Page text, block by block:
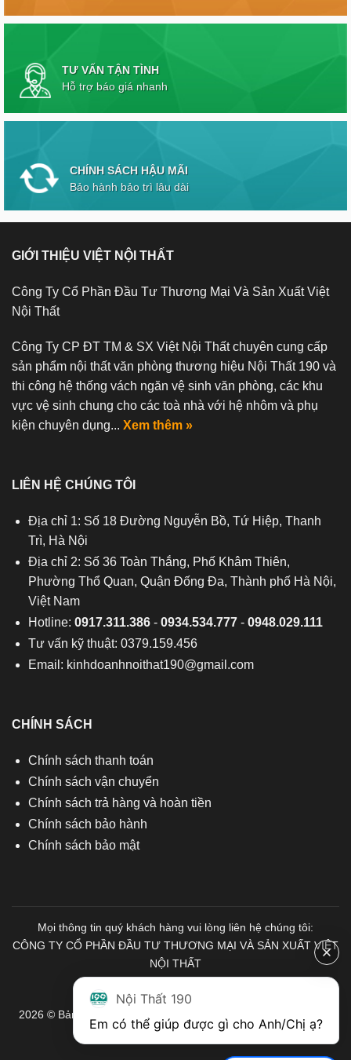
TƯ VẤN TẬN TÌNH
Hỗ trợ báo giá nhanh
CHÍNH SÁCH HẬU MÃI
Bảo hành bảo trì lâu dài
GIỚI THIỆU VIỆT NỘI THẤT
Công Ty Cổ Phần Đầu Tư Thương Mại Và Sản Xuất Việt
Nội Thất
Công Ty CP ĐT TM & SX Việt Nội Thất chuyên cung cấp
sản phẩm nội thất văn phòng thương hiệu Nội Thất 190 và
thi công hệ thống vách ngăn vệ sinh văn phòng, các khu
vực vệ sinh chung cho các toà nhà với hệ nhôm và phụ
kiện chuyên dụng... Xem thêm »
LIÊN HỆ CHÚNG TÔI
Địa chỉ 1: Số 18 Đường Nguyễn Bồ, Tứ Hiệp, Thanh
Trì, Hà Nội
Địa chỉ 2: Số 36 Toàn Thắng, Phố Khâm Thiên,
Phường Thổ Quan, Quận Đống Đa, Thành phố Hà Nội,
Việt Nam
Hotline: 0917.311.386- 0934.534.777- 0948.029.111
Tư vấn kỹ thuật: 0379.159.456
Email: kinhdoanhnoithat190@gmail.com
CHÍNH SÁCH
Chính sách thanh toán
Chính sách vận chuyển
Chính sách trả hàng và hoàn tiền
Chính sách bảo hành
Chính sách bảo mật
Mọi thông tin quý khách hàng vui lòng liên hệ chúng tôi:
CÔNG TY CỔ PHẦN ĐẦU TƯ THƯƠNG MẠI VÀ SẢN XUẤT VIỆT
NỘI THẤT
Mã số Thuế: 0103671313
2026 © Bản quyền thuộc về Nội Thất 190. Mọi quyền được bảo
lưu.
Nội Thất 190